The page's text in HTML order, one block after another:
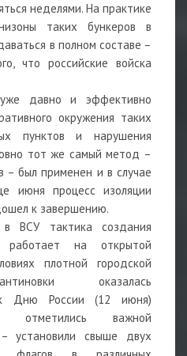
неделями. На практике
таких бункеров в
в полном составе –
что российские войска
уже давно и эффективно
окружения таких
пунктов и нарушения
тот же самый метод –
– был применен и в случае
июня процесс изоляции
к завершению.
ВСУ тактика создания
на открытой
плотной городской
оказалась
Дню России (12 июня)
отметились важной
установили свыше двух